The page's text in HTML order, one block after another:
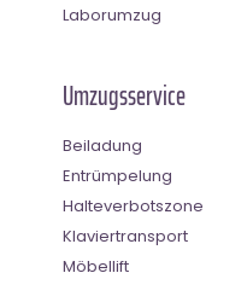
Laborumzug
Umzugsservice
Beiladung
Entrümpelung
Halteverbotszone
Klaviertransport
Möbellift